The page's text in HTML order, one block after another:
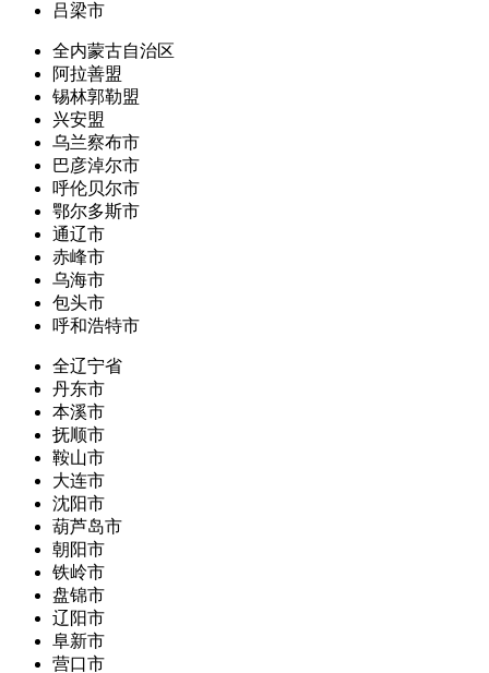
吕梁市
全内蒙古自治区
阿拉善盟
锡林郭勒盟
兴安盟
乌兰察布市
巴彦淖尔市
呼伦贝尔市
鄂尔多斯市
通辽市
赤峰市
乌海市
包头市
呼和浩特市
全辽宁省
丹东市
本溪市
抚顺市
鞍山市
大连市
沈阳市
葫芦岛市
朝阳市
铁岭市
盘锦市
辽阳市
阜新市
营口市